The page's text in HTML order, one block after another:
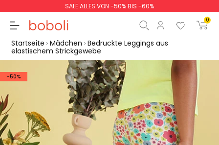
SALE ALLES VON -50% BIS -60%
0
Zwischensumme 0,00 €
Gesamtbetrag 0,00 €
weiter Start der Bestellung
Startseite Mädchen Bedruckte Leggings aus
elastischem Strickgewebe
-50%